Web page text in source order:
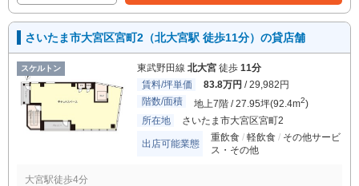
さいたま市大宮区宮町2（北大宮駅 徒歩11分）の貸店舗
スケルトン 東武野田線 北大宮 徒歩 11分
賃料/坪単価
83.8万円 / 29,982円
階数/面積
地上7階 / 27.95坪(92.4m2)
所在地
さいたま市大宮区宮町2
出店可能業態
重飲食 軽飲食
その他サービ
ス・その他
大宮駅徒歩4分